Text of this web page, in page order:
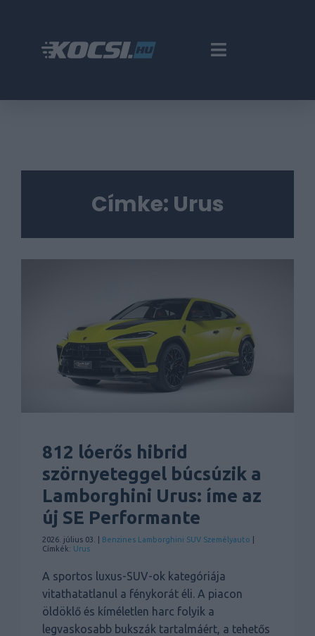
Címke: Urus
812 lóerős hibrid
szörnyeteggel búcsúzik a
Lamborghini Urus: íme az
új SE Performante
2026. július 03. | Benzines Lamborghini SUV Személyauto
Címkék: Urus
A sportos luxus-SUV-ok kategóriája
vitathatatlanul a fénykorát éli. A piacon
öldöklő és kíméletlen harc folyik a
legvaskosabb bukszák tartalmáért, a tehetős